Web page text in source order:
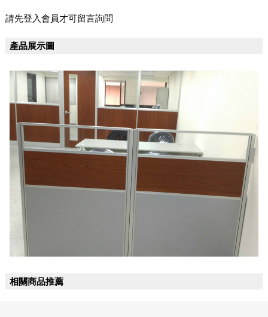
請先登入會員才可留言詢問
產品展示圖
相關商品推薦